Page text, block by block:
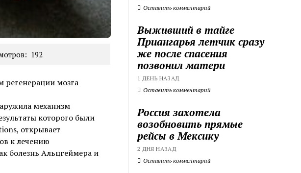
192
регенерации мозга
механизм
которого были
открывает
к лечению
болезнь Альцгеймера и
Оставить комментарий
Выживший в тайге
Приангарья летчик сразу
же после спасения
позвонил матери
1 ДЕНЬ НАЗАД
Оставить комментарий
Россия захотела
возобновить прямые
рейсы в Мексику
2 ДНЯ НАЗАД
Оставить комментарий